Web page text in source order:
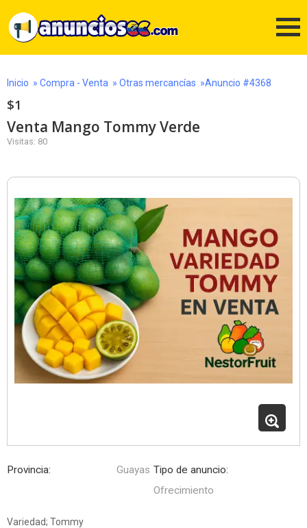
Inicio » Compra - Venta » Otras mercancías »Anuncio #4368
$1
Venta Mango Tommy Verde
Visitas: 80
Provincia: Guayas Tipo de anuncio:
Ofrecimiento
Variedad; Tommy